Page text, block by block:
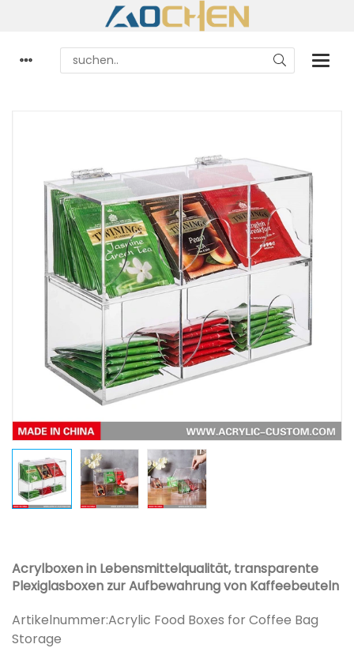
Acrylboxen in Lebensmittelqualität, transparente
Plexiglasboxen zur Aufbewahrung von Kaffeebeuteln
Artikelnummer:Acrylic Food Boxes for Coffee Bag
Storage